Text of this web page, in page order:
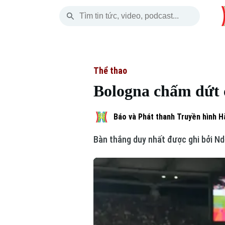
Chính trị
Xã hội
An ninh trật tự
Người Hà Nội
Khoảnh khắc Hà
Ẩm thực
Quân sự
Hồ sơ
Người
Thể thao
Bologna chấm dứt
Báo và Phát thanh Truyền hình
Bàn thắng duy nhất được ghi bởi